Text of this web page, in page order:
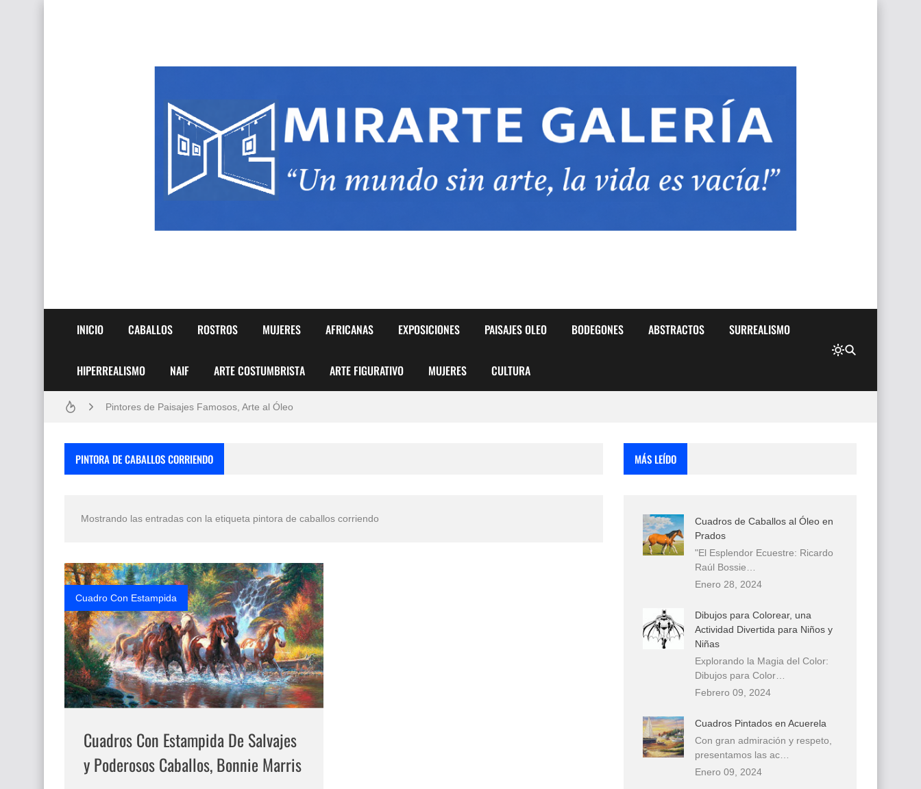
INICIO CABALLOS ROSTROS MUJERES AFRICANAS EXPOSICIONES PAISAJES OLEO BODEGONES ABSTRACTOS SURREALISMO
HIPERREALISMO NAIF ARTE COSTUMBRISTA ARTE FIGURATIVO MUJERES CULTURA
Pintores de Paisajes Famosos, Arte al Óleo
Dibujos para Colorear, una Actividad Divertida para Niños y Niñas
Fotos Artísticas de las Actrices de Hollywood Más Bellas del Mundo
Que significan los cuadros de negras africanas?
El mundo del arte en pintura surrealista
PINTORA DE CABALLOS CORRIENDO
Mostrando las entradas con la etiqueta pintora de caballos corriendo
Cuadro Con Estampida
Cuadros Con Estampida De Salvajes
y Poderosos Caballos, Bonnie Marris
MÁS LEÍDO
Cuadros de Caballos al Óleo en
Prados
"El Esplendor Ecuestre: Ricardo
Raúl Bossie…
Enero 28, 2024
Dibujos para Colorear, una
Actividad Divertida para Niños y
Niñas
Explorando la Magia del Color:
Dibujos para Color…
Febrero 09, 2024
Cuadros Pintados en Acuerela
Con gran admiración y respeto,
presentamos las ac…
Enero 09, 2024